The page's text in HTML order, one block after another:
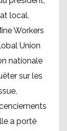
local.
Workers
Union
nationale
sur les
a porté